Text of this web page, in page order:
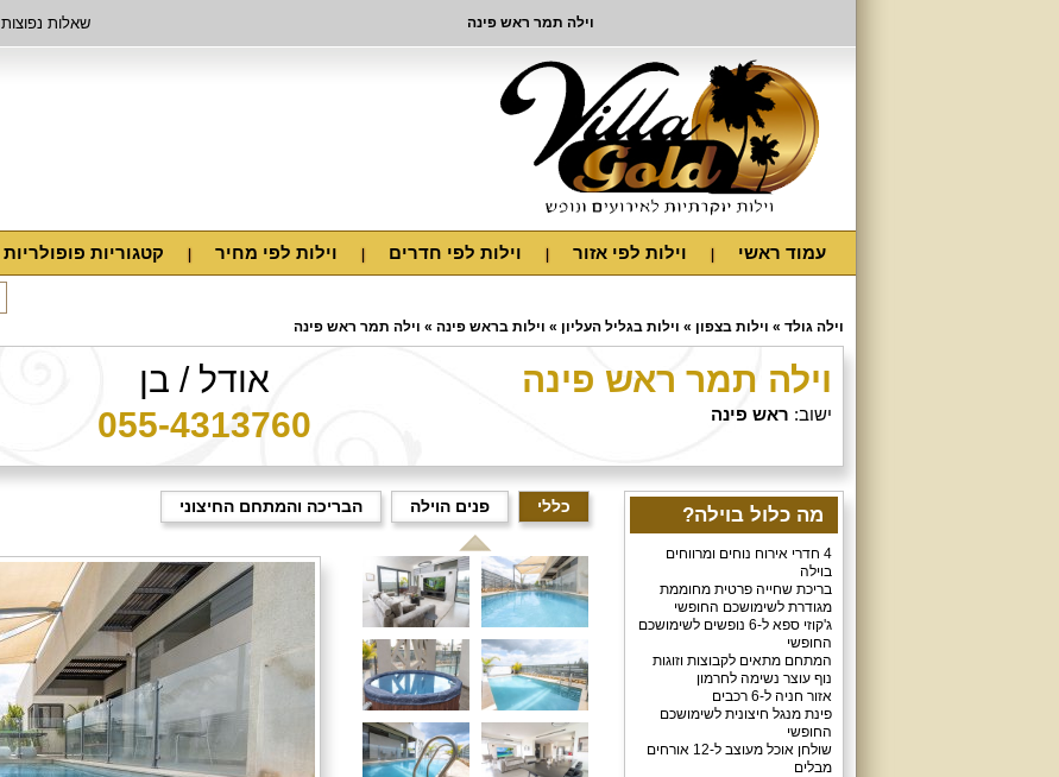
וילה תמר ראש פינה שאלות נפוצות
עמוד ראשי וילות לפי אזור וילות לפי חדרים וילות לפי מחיר קטגוריות פופולריות
וילה גולד » וילות בצפון » וילות בגליל העליון » וילות בראש פינה » וילה תמר ראש פינה
אודל / בן
055-4313760
וילה תמר ראש פינה
ישוב: ראש פינה
מה כלול בוילה?
4 חדרי אירוח נוחים ומרווחים
בוילה
בריכת שחייה פרטית מחוממת
מגודרת לשימושכם החופשי
ג'קוזי ספא ל-6 נופשים לשימושכם
החופשי
המתחם מתאים לקבוצות וזוגות
נוף עוצר נשימה לחרמון
אזור חניה ל-6 רכבים
פינת מנגל חיצונית לשימושכם
החופשי
שולחן אוכל מעוצב ל-12 אורחים
מבלים
כללי פנים הוילה הבריכה והמתחם החיצוני